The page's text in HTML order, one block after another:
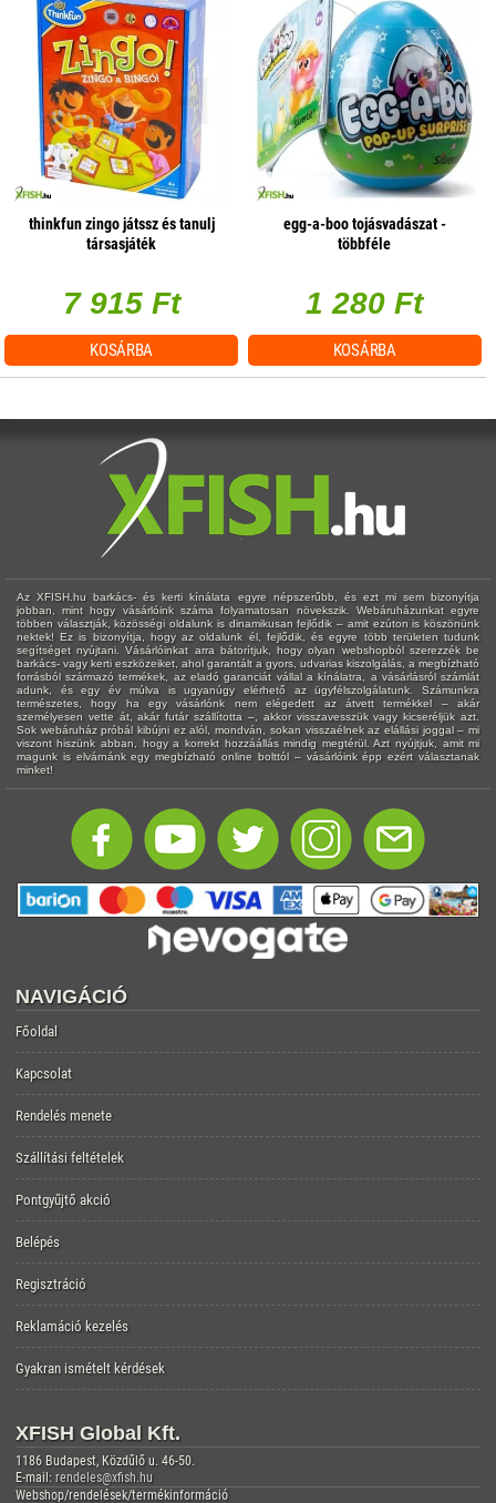
thinkfun zingo játssz és tanulj
társasjáték
7 915 Ft
KOSÁRBA
egg-a-boo tojásvadászat -
többféle
1 280 Ft
KOSÁRBA
Az XFISH.hu barkács- és kerti kínálata egyre népszerűbb, és ezt mi sem bizonyítja
jobban, mint hogy vásárlóink száma folyamatosan növekszik. Webáruházunkat egyre
többen választják, közösségi oldalunk is dinamikusan fejlődik – amit ezúton is köszönünk
nektek! Ez is bizonyítja, hogy az oldalunk él, fejlődik, és egyre több területen tudunk
segítséget nyújtani. Vásárlóinkat arra bátorítjuk, hogy olyan webshopból szerezzék be
barkács- vagy kerti eszközeiket, ahol garantált a gyors, udvarias kiszolgálás, a megbízható
forrásból származó termékek, az eladó garanciát vállal a kínálatra, a vásárlásról számlát
adunk, és egy év múlva is ugyanúgy elérhető az ügyfélszolgálatunk. Számunkra
természetes, hogy ha egy vásárlónk nem elégedett az átvett termékkel – akár
személyesen vette át, akár futár szállította –, akkor visszavesszük vagy kicseréljük azt.
Sok webáruház próbál kibújni ez alól, mondván, sokan visszaélnek az elállási joggal – mi
viszont hiszünk abban, hogy a korrekt hozzáállás mindig megtérül. Azt nyújtjuk, amit mi
magunk is elvárnánk egy megbízható online bolttól – vásárlóink épp ezért választanak
minket!
NAVIGÁCIÓ
Főoldal
Kapcsolat
Rendelés menete
Szállítási feltételek
Pontgyűjtő akció
Belépés
Regisztráció
Reklamáció kezelés
Gyakran ismételt kérdések
XFISH Global Kft.
1186 Budapest, Közdűlő u. 46-50.
E-mail: rendeles@xfish.hu
Webshop/rendelések/termékinformáció